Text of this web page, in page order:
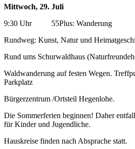
Mittwoch, 29. Juli
9:30 Uhr 55Plus: Wanderung
Rundweg: Kunst, Natur und
Rund ums Schurwaldhaus
Waldwanderung auf festen Wegen.
Parkplatz
Bürgerzentrum /Ortsteil Hegenlohe.
Die Sommerferien beginnen! Daher
für Kinder und Jugendliche.
Hauskreise finden nach Absprache statt.